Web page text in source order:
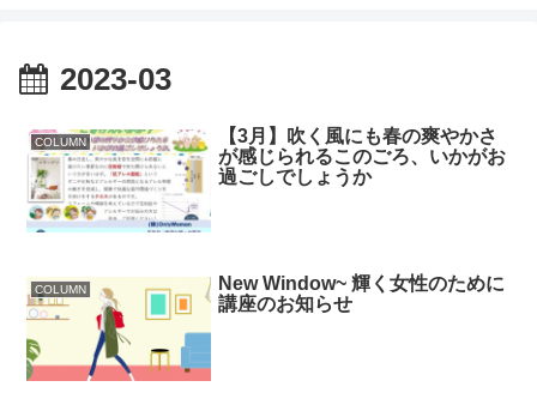
2023-03
COLUMN
【3月】吹く風にも春の爽やかさ
が感じられるこのごろ、いかがお
過ごしでしょうか
COLUMN
New Window~ 輝く女性のために
講座のお知らせ